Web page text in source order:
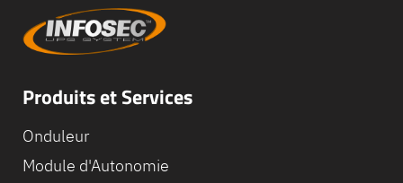
Produits et Services
Onduleur
Module d'Autonomie